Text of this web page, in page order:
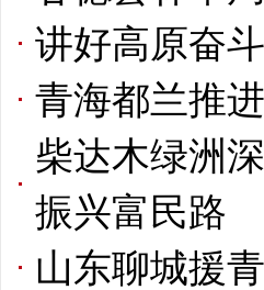
讲好高原奋
青海都兰推
柴达木绿洲
振兴富民路
山东聊城援